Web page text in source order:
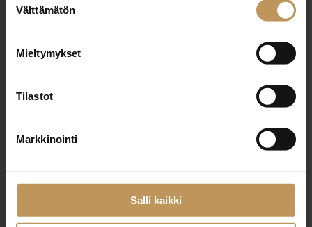
valinta
Välttämätön
Mieltymykset
Tilastot
Markkinointi
Salli kaikki
Nimi*